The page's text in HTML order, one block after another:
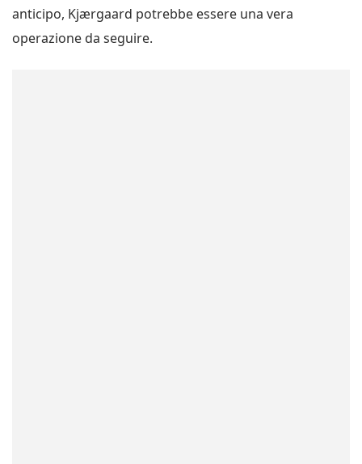
anticipo, Kjærgaard potrebbe essere una vera
operazione da seguire.